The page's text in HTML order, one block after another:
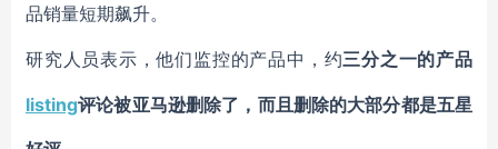
品销量短期飙升。
研究人员表示，他们监控的产品中，约三分之一的产品
listing评论被亚马逊删除了，而且删除的大部分都是五星